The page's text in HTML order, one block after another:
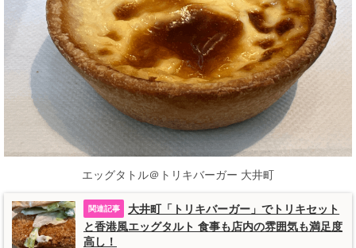
エッグタトル＠トリキバーガー 大井町
大井町「トリキバーガー」でトリキセット
と香港風エッグタルト 食事も店内の雰囲気も満足度
高し！